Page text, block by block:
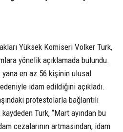
Yüksek Komiseri Volker Turk,
yönelik açıklamada bulundu.
yana en az 56 kişinin ulusal
idam edildiğini açıkladı.
protestolarla bağlantılı
Turk, “Mart ayından bu
cezalarının artmasından, idam